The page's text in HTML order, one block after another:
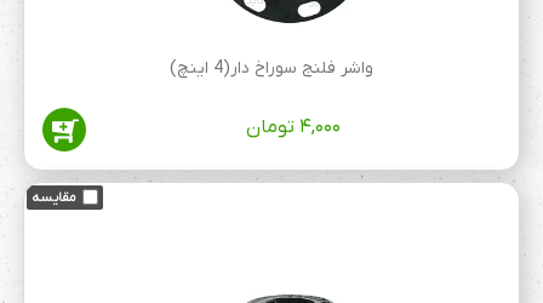
واشر فلنج سوراخ دار(4 اینچ)
۴,۰۰۰ تومان